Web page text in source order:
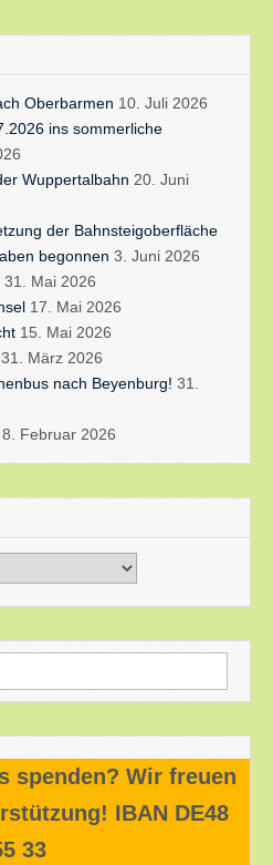
Oberbarmen 10. Juli 2026
ins sommerliche
Wuppertalbahn 20. Juni
der Bahnsteigoberfläche
begonnen 3. Juni 2026
31. Mai 2026
17. Mai 2026
15. Mai 2026
31. März 2026
nach Beyenburg! 31.
8. Februar 2026
spenden? Wir freuen
IBAN DE48
33